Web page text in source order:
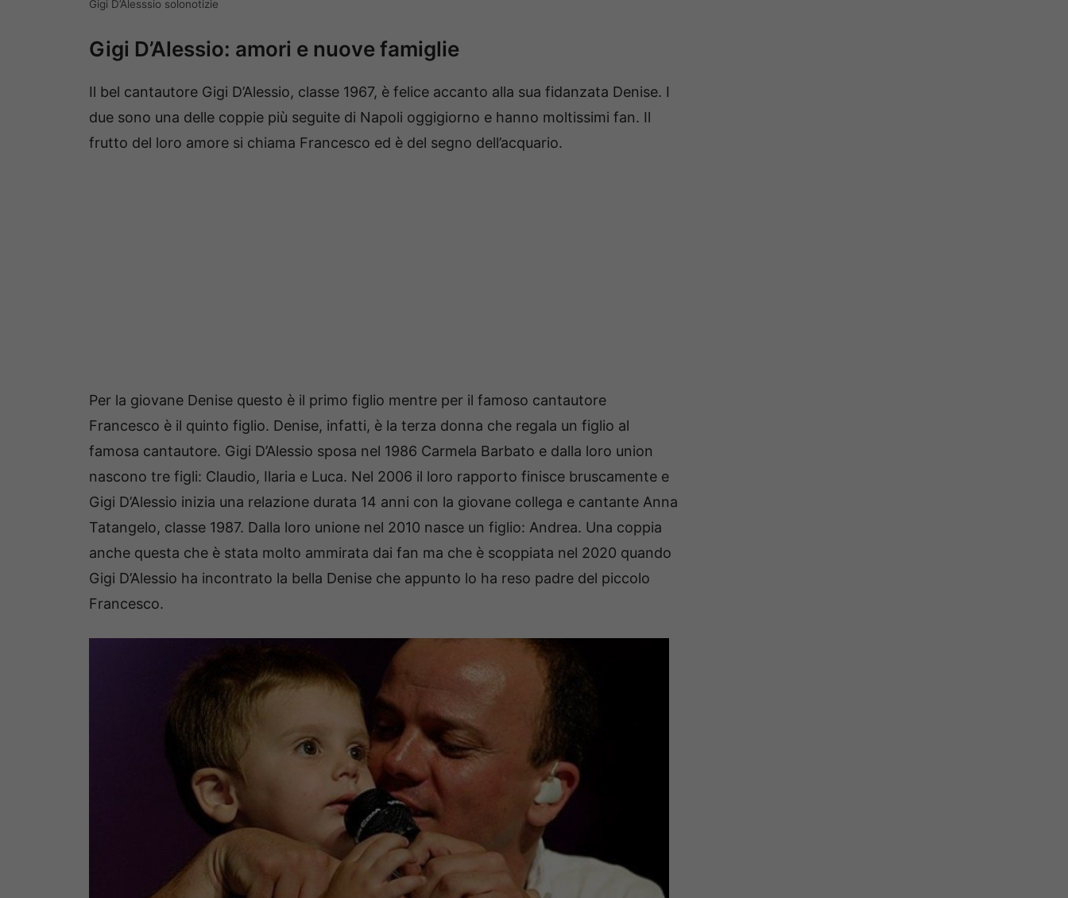
Gigi D’Alesssio solonotizie
Gigi D’Alessio: amori e nuove famiglie
Il bel cantautore Gigi D’Alessio, classe 1967, è felice accanto alla sua fidanzata Denise. I
due sono una delle coppie più seguite di Napoli oggigiorno e hanno moltissimi fan. Il
frutto del loro amore si chiama Francesco ed è del segno dell’acquario.
Per la giovane Denise questo è il primo figlio mentre per il famoso cantautore
Francesco è il quinto figlio. Denise, infatti, è la terza donna che regala un figlio al
famosa cantautore. Gigi D’Alessio sposa nel 1986 Carmela Barbato e dalla loro union
nascono tre figli: Claudio, Ilaria e Luca. Nel 2006 il loro rapporto finisce bruscamente e
Gigi D’Alessio inizia una relazione durata 14 anni con la giovane collega e cantante Anna
Tatangelo, classe 1987. Dalla loro unione nel 2010 nasce un figlio: Andrea. Una coppia
anche questa che è stata molto ammirata dai fan ma che è scoppiata nel 2020 quando
Gigi D’Alessio ha incontrato la bella Denise che appunto lo ha reso padre del piccolo
Francesco.